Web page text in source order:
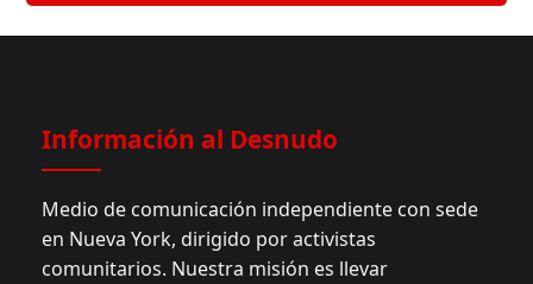
Información al Desnudo
Medio de comunicación independiente con sede
en Nueva York, dirigido por activistas
comunitarios. Nuestra misión es llevar